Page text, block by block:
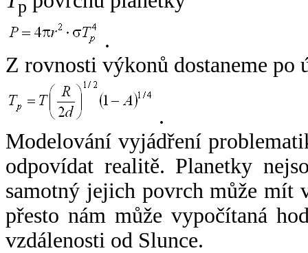
p
.
Z rovnosti výkonů dostaneme po
.
Modelování vyjádření
odpovídat realitě. Planetky
samotný jejich povrch může mít
přesto nám může vypočítaná
vzdálenosti od Slunce.